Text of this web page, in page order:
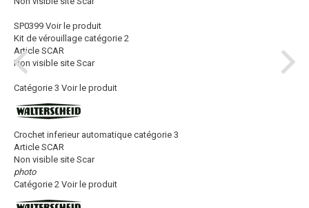
SP0399 Voir le produit
Kit de vérouillage catégorie 2
Article SCAR
Non visible site Scar
Catégorie 3 Voir le produit
Crochet inferieur automatique catégorie 3
Article SCAR
Non visible site Scar
photo
Catégorie 2 Voir le produit